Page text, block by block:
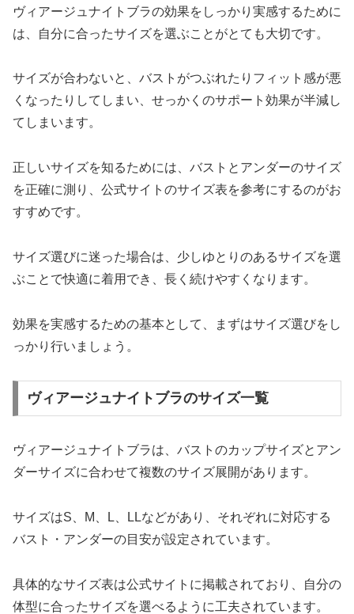
ヴィアージュナイトブラの効果をしっかり実感するために
は、自分に合ったサイズを選ぶことがとても大切です。
サイズが合わないと、バストがつぶれたりフィット感が悪
くなったりしてしまい、せっかくのサポート効果が半減し
てしまいます。
正しいサイズを知るためには、バストとアンダーのサイズ
を正確に測り、公式サイトのサイズ表を参考にするのがお
すすめです。
サイズ選びに迷った場合は、少しゆとりのあるサイズを選
ぶことで快適に着用でき、長く続けやすくなります。
効果を実感するための基本として、まずはサイズ選びをし
っかり行いましょう。
ヴィアージュナイトブラのサイズ一覧
ヴィアージュナイトブラは、バストのカップサイズとアン
ダーサイズに合わせて複数のサイズ展開があります。
サイズはS、M、L、LLなどがあり、それぞれに対応する
バスト・アンダーの目安が設定されています。
具体的なサイズ表は公式サイトに掲載されており、自分の
体型に合ったサイズを選べるように工夫されています。